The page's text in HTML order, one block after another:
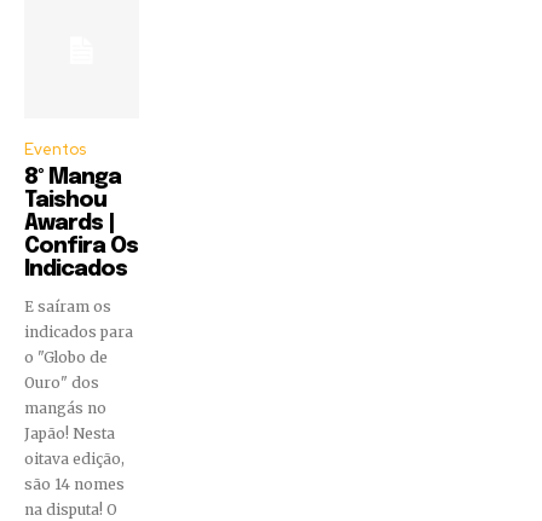
Eventos
8º Manga
Taishou
Awards |
Confira Os
Indicados
E saíram os
indicados para
o "Globo de
Ouro" dos
mangás no
Japão! Nesta
oitava edição,
são 14 nomes
na disputa! O